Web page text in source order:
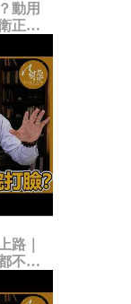
動用
正義
路｜
不能